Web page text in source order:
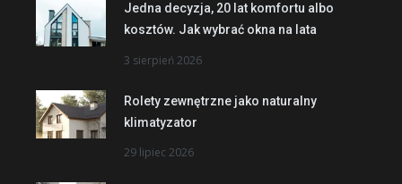
Jedna decyzja, 20 lat komfortu albo
kosztów. Jak wybrać okna na lata
3 sierpień 2026
Rolety zewnętrzne jako naturalny
klimatyzator
29 lipiec 2026